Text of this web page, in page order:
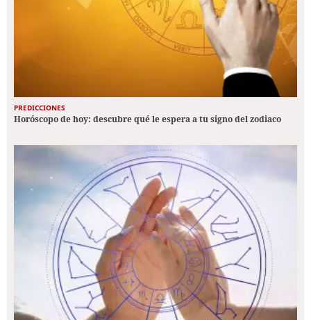
PREDICCIONES
Horóscopo de hoy: descubre qué le espera a tu signo del zodiaco